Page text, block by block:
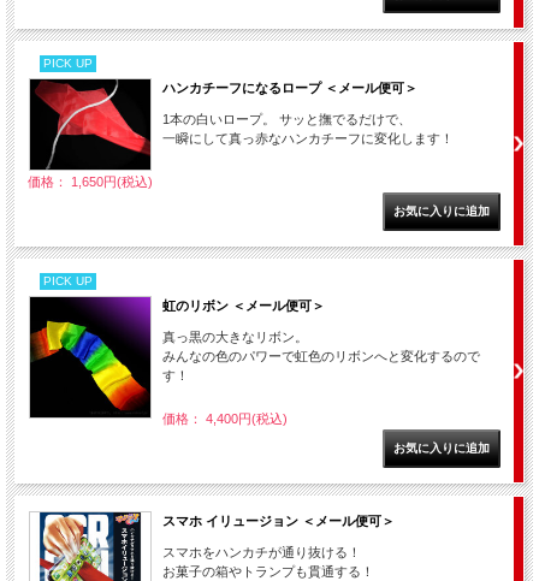
PICK UP
ハンカチーフになるロープ ＜メール便可＞
1本の白いロープ。 サッと撫でるだけで、
一瞬にして真っ赤なハンカチーフに変化します！
価格： 1,650円(税込)
PICK UP
虹のリボン ＜メール便可＞
真っ黒の大きなリボン。
みんなの色のパワーで虹色のリボンへと変化するので
す！
価格： 4,400円(税込)
スマホ イリュージョン ＜メール便可＞
スマホをハンカチが通り抜ける！
お菓子の箱やトランプも貫通する！